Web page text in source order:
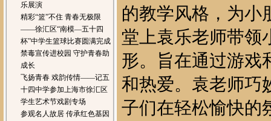
乐展演
精彩“篮”不住 青春无极限
——徐汇区“南模—五十四
杯”中学生篮球比赛圆满完成
禁毒宣传进校园 守护青春助
成长
飞扬青春 戏韵传情——记五
十四中学参加上海市徐汇区
学生艺术节戏剧专场
参观名人故居 传承红色基因
的教学风格，为小
堂上袁乐老师带领
形。旨在通过游戏
和热爱。袁老师巧
子们在轻松愉快的